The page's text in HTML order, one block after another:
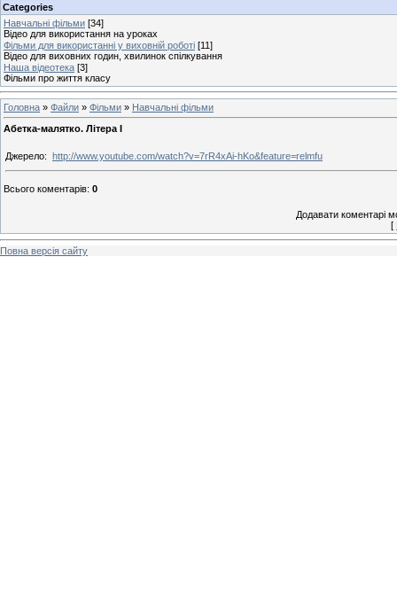
Categories
Навчальні фільми [34]
Відео для використання на уроках
Фільми для використанні у виховній роботі [11]
Відео для виховних годин, хвилинок спілкування
Наша відеотека [3]
Фільми про життя класу
Головна » Файли » Фільми » Навчальні фільми
Абетка-малятко. Літера І
Джерело: http://www.youtube.com/watch?v=7rR4xAi-hKo&feature=relmfu
Всього коментарів: 0
Додавати коментарі
[
Повна версія сайту